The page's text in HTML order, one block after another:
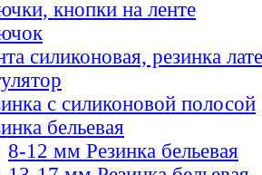
кнопки на ленте
силиконовая, резинка
с силиконовой полосой
бельевая
8-12 мм Резинка бельевая